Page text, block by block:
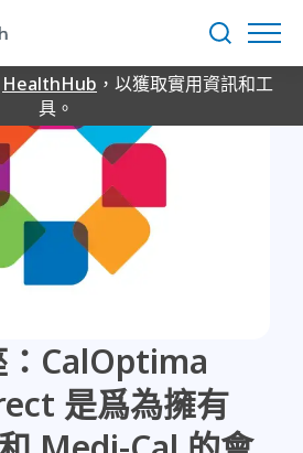
搜
尋
HealthHub ，以獲取實用資訊和工
具。
：CalOptima
是爲為擁有